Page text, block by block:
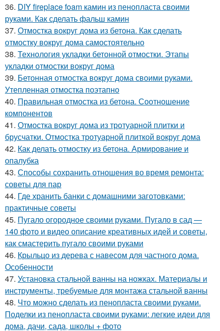
36. DIY fireplace foam камин из пенопласта своими
руками. Как сделать фальш камин
37. Отмостка вокруг дома из бетона. Как сделать
отмостку вокруг дома самостоятельно
38. Технология укладки бетонной отмостки. Этапы
укладки отмостки вокруг дома
39. Бетонная отмостка вокруг дома своими руками.
Утепленная отмостка поэтапно
40. Правильная отмостка из бетона. Соотношение
компонентов
41. Отмостка вокруг дома из тротуарной плитки и
брусчатки. Отмостка тротуарной плиткой вокруг дома
42. Как делать отмостку из бетона. Армирование и
опалубка
43. Способы сохранить отношения во время ремонта:
советы для пар
44. Где хранить банки с домашними заготовками:
практичные советы
45. Пугало огородное своими руками. Пугало в сад —
140 фото и видео описание креативных идей и советы,
как смастерить пугало своими руками
46. Крыльцо из дерева с навесом для частного дома.
Особенности
47. Установка стальной ванны на ножках. Материалы и
инструменты, требуемые для монтажа стальной ванны
48. Что можно сделать из пенопласта своими руками.
Поделки из пенопласта своими руками: легкие идеи для
дома, дачи, сада, школы + фото